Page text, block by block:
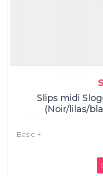
Slips midi
(Noir/lilas/
Composition :
Basic +